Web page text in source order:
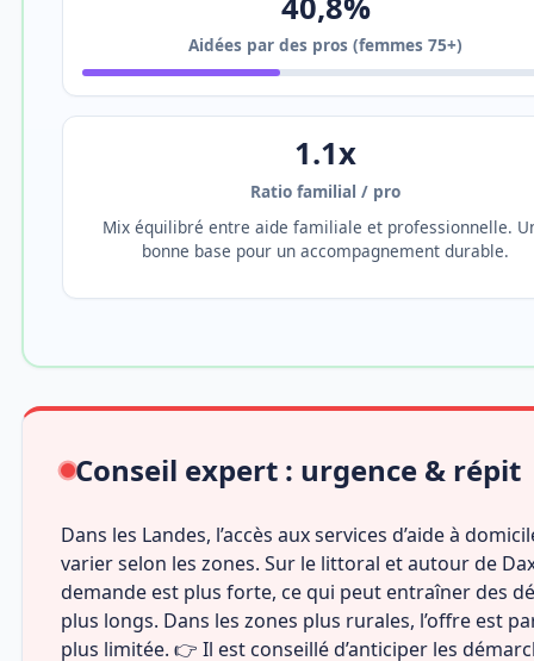
Aidées par des pros (femmes 75+)
1.1x
Ratio familial / pro
Mix équilibré entre aide familiale et professionnelle.
bonne base pour un accompagnement durable.
Conseil expert : urgence & répit
Dans les Landes, l’accès aux services d’aide à
varier selon les zones. Sur le littoral et autour de
demande est plus forte, ce qui peut entraîner des
plus longs. Dans les zones plus rurales, l’offre est
plus limitée. 👉 Il est conseillé d’anticiper les